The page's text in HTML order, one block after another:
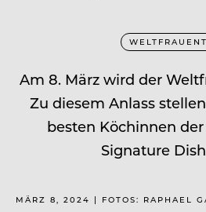
Am 8. März wird der
Zu diesem Anlass
besten Köchinnen
Signature
MÄRZ 8, 2024 | FOTOS: RAPHAEL